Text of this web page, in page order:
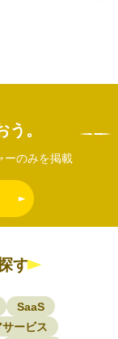
。
ーのみを掲載
す
SaaS
ービス